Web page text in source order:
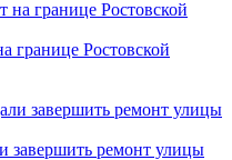
границе Ростовской
завершить ремонт улицы